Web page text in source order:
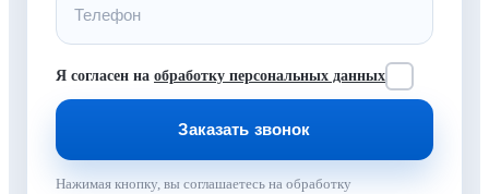
Я согласен на обработку персональных данных
Нажимая кнопку, вы соглашаетесь на обработку